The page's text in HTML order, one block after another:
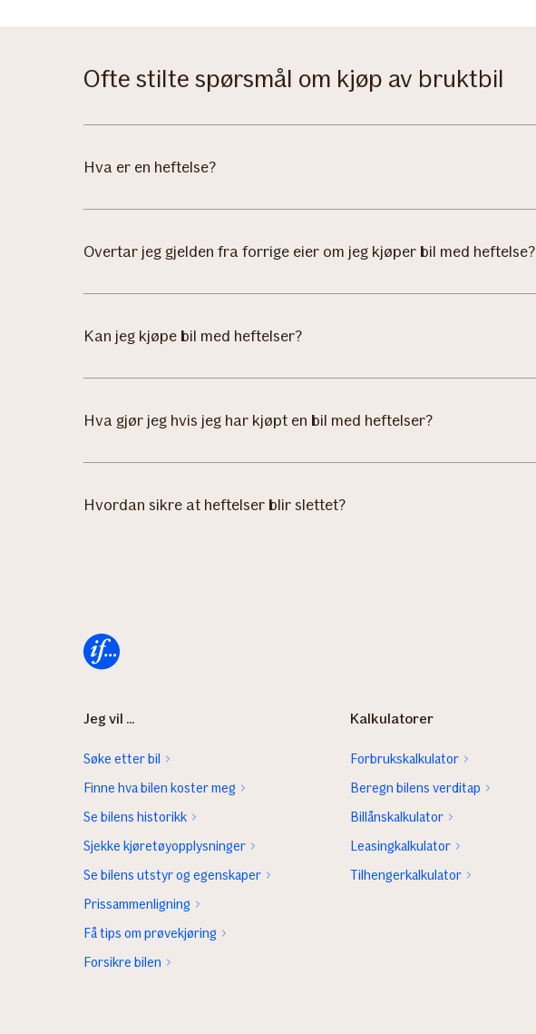
Ofte stilte spørsmål om kjøp av bruktbil
Hva er en heftelse?
Overtar jeg gjelden fra forrige eier om jeg kjøper bil med heftelse?
Kan jeg kjøpe bil med heftelser?
Hva gjør jeg hvis jeg har kjøpt en bil med heftelser?
Hvordan sikre at heftelser blir slettet?
Forsiden
Jeg vil ...
Søke etter bil
Finne hva bilen koster meg
Se bilens historikk
Sjekke kjøretøyopplysninger
Se bilens utstyr og egenskaper
Prissammenligning
Få tips om prøvekjøring
Forsikre bilen
Kalkulatorer
Forbrukskalkulator
Beregn bilens verditap
Billånskalkulator
Leasingkalkulator
Tilhengerkalkulator